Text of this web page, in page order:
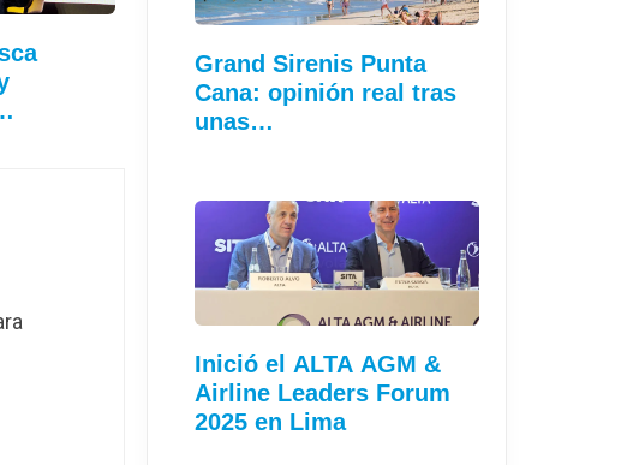
Grand Sirenis Punta
Cana: opinión real tras
unas…
Inició el ALTA AGM &
Airline Leaders Forum
2025 en Lima